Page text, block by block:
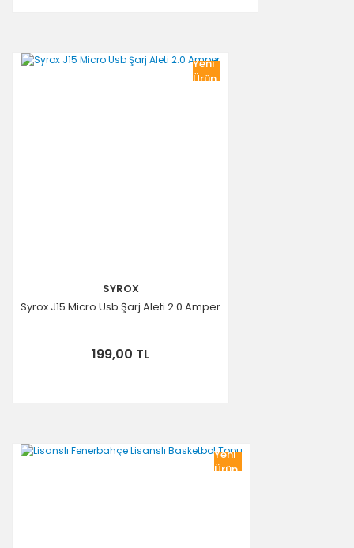
Yeni
Ürün
SYROX
Syrox J15 Micro Usb Şarj Aleti 2.0 Amper
199,00 TL
Yeni
Ürün